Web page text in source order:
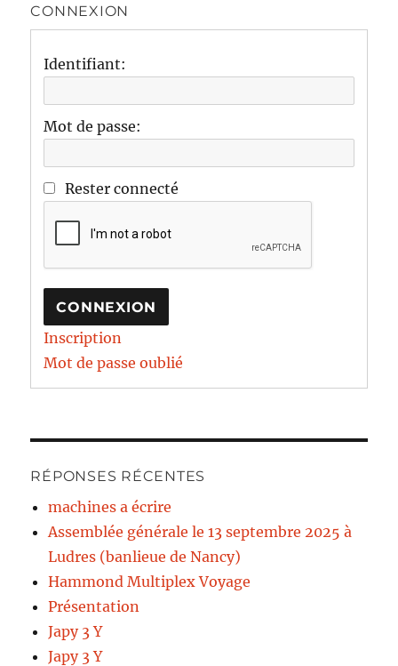
CONNEXION
Identifiant:
Mot de passe:
Rester connecté
CONNEXION
Inscription
Mot de passe oublié
RÉPONSES RÉCENTES
machines a écrire
Assemblée générale le 13 septembre 2025 à
Ludres (banlieue de Nancy)
Hammond Multiplex Voyage
Présentation
Japy 3 Y
Japy 3 Y